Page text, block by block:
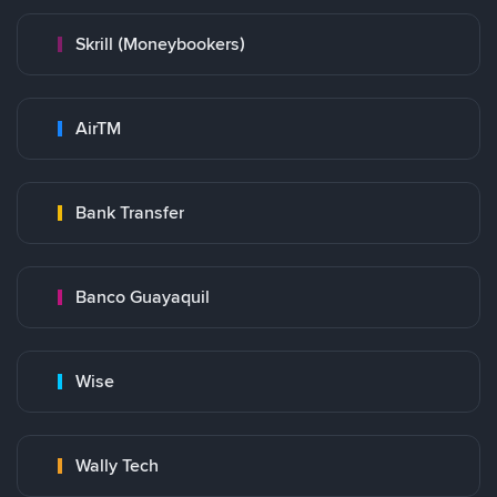
Skrill (Moneybookers)
AirTM
Bank Transfer
Banco Guayaquil
Wise
Wally Tech